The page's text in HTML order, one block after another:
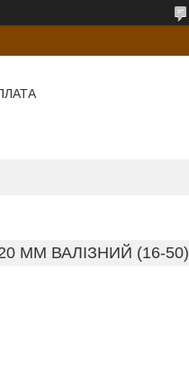
ММ ВАЛІЗНИЙ (16-50)